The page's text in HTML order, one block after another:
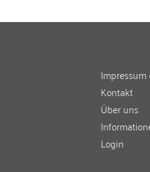
Kontakt
Über uns
Login